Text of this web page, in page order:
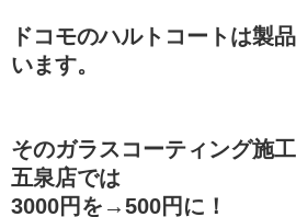
ドコモのハルトコートは製
います。
そのガラスコーティング施
五泉店では
3000円を→500円に！